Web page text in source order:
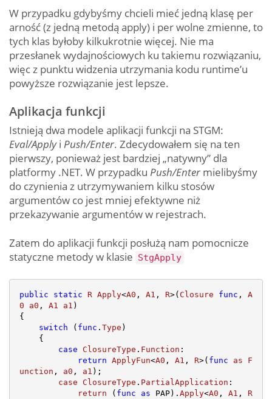
W przypadku gdybyśmy chcieli mieć jedną klasę per
arność (z jedną metodą apply) i per wolne zmienne, to
tych klas byłoby kilkukrotnie więcej. Nie ma
przesłanek wydajnościowych ku takiemu rozwiązaniu,
więc z punktu widzenia utrzymania kodu runtime’u
powyższe rozwiązanie jest lepsze.
Aplikacja funkcji
Istnieją dwa modele aplikacji funkcji na STGM:
Eval/Applyi Push/Enter. Zdecydowałem się na ten
pierwszy, ponieważ jest bardziej „natywny” dla
platformy .NET. W przypadku Push/Enter mielibyśmy
do czynienia z utrzymywaniem kilku stosów
argumentów co jest mniej efektywne niż
przekazywanie argumentów w rejestrach.
Zatem do aplikacji funkcji posłużą nam pomocnicze
statyczne metody w klasie StgApply
public static R Apply<A0 , A1 , R>( Closure func , A
0
a0 , A1 a1
{
switch ( func . Type )
{
case
ClosureType . Function :
return ApplyFun<A0 , A1 , R>( func as
F
unction , a0 , a1 );
case
ClosureType . PartialApplication :
return
( func as PAP) . Apply<A0 , A1 , R